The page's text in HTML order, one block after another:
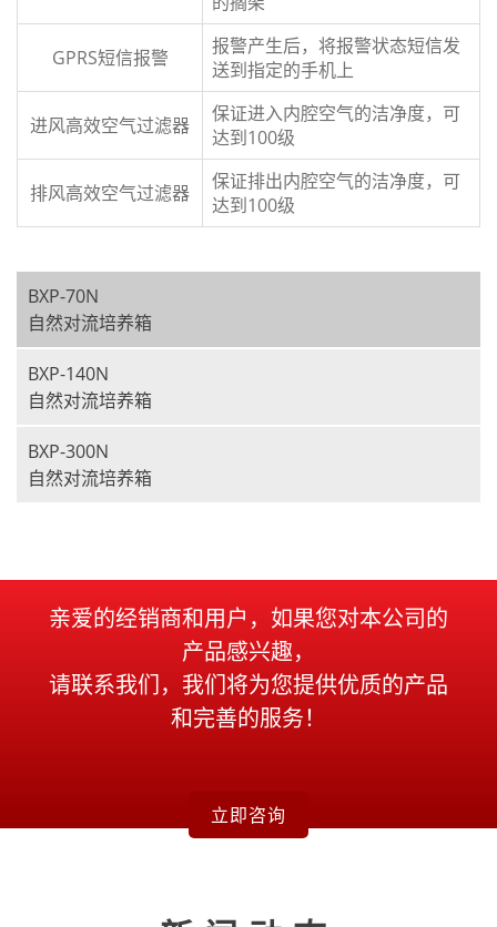
GPRS短信报警
报警产生后，将报警状态短信发
送到指定的手机上
进风高效空气过滤器
保证进入内腔空气的洁净度，可
达到100级
排风高效空气过滤器
保证排出内腔空气的洁净度，可
达到100级
BXP-70N
自然对流培养箱
BXP-140N
自然对流培养箱
BXP-300N
自然对流培养箱
亲爱的经销商和用户，如果您对本公司的
产品感兴趣，
请联系我们，我们将为您提供优质的产品
和完善的服务！
立即咨询